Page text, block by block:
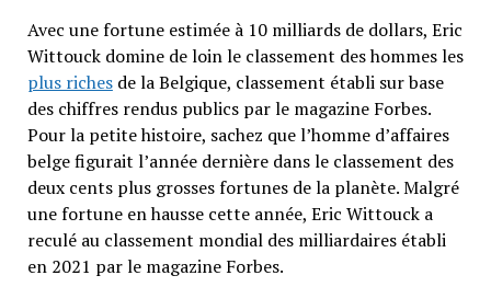
Avec une fortune estimée à 10 milliards de dollars, Eric
Wittouck domine de loin le classement des hommes les
plus richesde la Belgique, classement établi sur base
des chiffres rendus publics par le magazine Forbes.
Pour la petite histoire, sachez que l’homme d’affaires
belge figurait l’année dernière dans le classement des
deux cents plus grosses fortunes de la planète. Malgré
une fortune en hausse cette année, Eric Wittouck a
reculé au classement mondial des milliardaires établi
en 2021 par le magazine Forbes.